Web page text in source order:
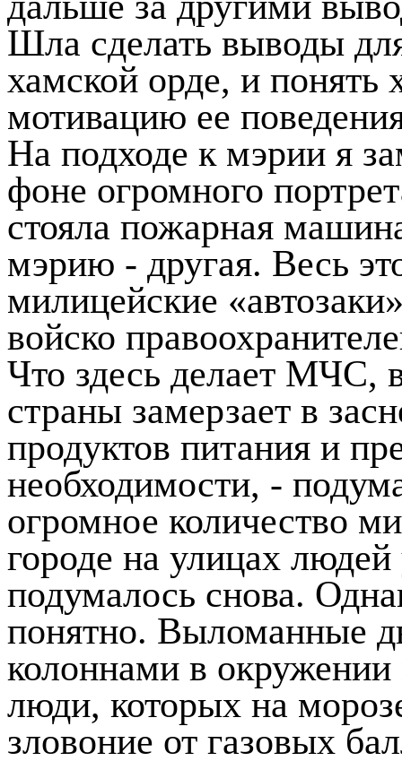
Шла сделать выводы
хамской орде, и понять
мотивацию ее
На подходе к мэрии я
фоне огромного
стояла пожарная
мэрию - другая. Весь
милицейские
войско
Что здесь делает МЧС,
страны замерзает в
продуктов питания и
необходимости, -
огромное количество
городе на улицах
подумалось снова.
понятно. Выломанные
колоннами в
люди, которых на
зловоние от газовых